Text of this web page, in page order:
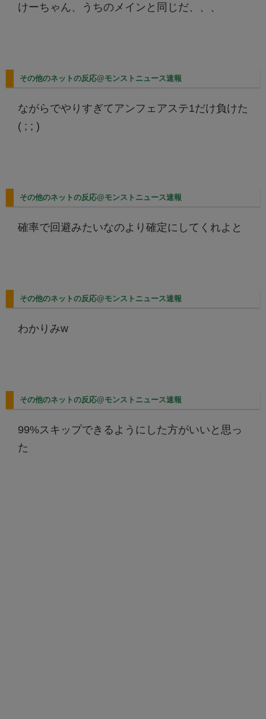
けーちゃん、うちのメインと同じだ、、、
その他のネットの反応@モンストニュース速報
ながらでやりすぎてアンフェアステ1だけ負けた
( ; ; )
その他のネットの反応@モンストニュース速報
確率で回避みたいなのより確定にしてくれよと
その他のネットの反応@モンストニュース速報
わかりみw
その他のネットの反応@モンストニュース速報
99%スキップできるようにした方がいいと思っ
た